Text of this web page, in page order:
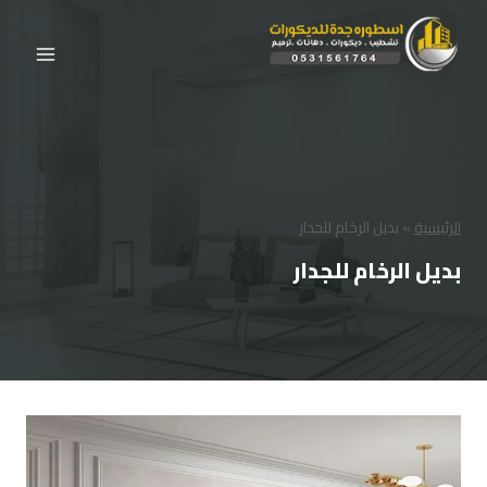
المحتوى
الرئيسية»بديل الرخام للجدار
بديل الرخام للجدار